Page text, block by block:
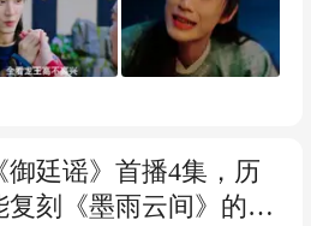
廷谣》首播4集，历
刻《墨雨云间》的黑